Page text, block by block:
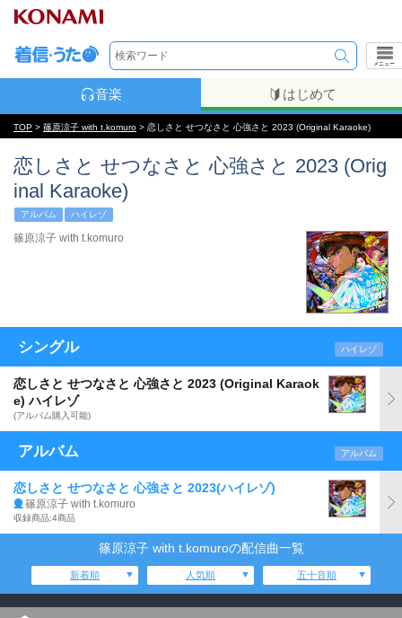
メニュー
音楽 はじめて
TOP > 篠原涼子 with t.komuro > 恋しさと せつなさと 心強さと 2023 (Original Karaoke)
恋しさと せつなさと 心強さと 2023 (Orig
inal Karaoke)
アルバム ハイレゾ
篠原涼子 with t.komuro
シングル ハイレゾ
恋しさと せつなさと 心強さと 2023 (Original Karaok
e) ハイレゾ
(アルバム購入可能)
アルバム アルバム
恋しさと せつなさと 心強さと 2023(ハイレゾ)
篠原涼子 with t.komuro
収録商品:4商品
篠原涼子 with t.komuroの配信曲一覧
新着順 人気順 五十音順